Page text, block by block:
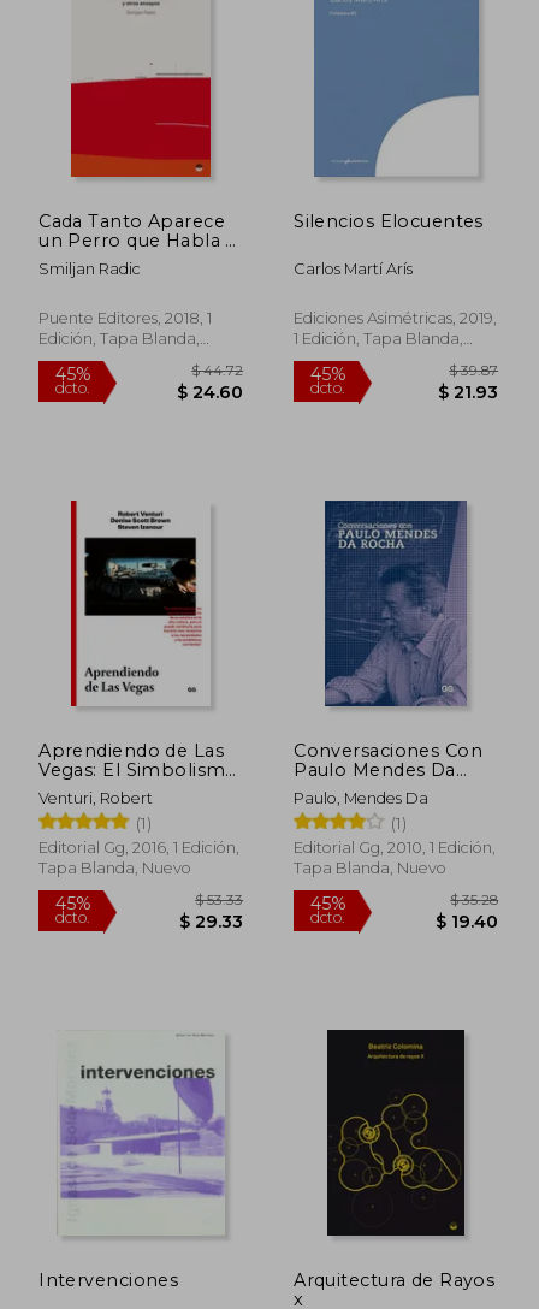
$ 18.80
45%
dcto.
Cada Tanto Aparece
un Perro que Habla y
Otros Escritos
Smiljan Radic
Puente Editores, 2018, 1
Edición, Tapa Blanda,
Nuevo
dcto.
Silencios Elocuentes
Carlos Martí Arís
Ediciones Asimétricas, 2019,
1 Edición, Tapa Blanda,
Nuevo
dcto.
Aprendiendo de Las
Vegas: El Simbolismo
Olvidado de la Forma
Arquitectónica
Venturi, Robert
(1)
Editorial Gg, 2016, 1 Edición,
Tapa Blanda, Nuevo
Conversaciones Con
Paulo Mendes Da
Rocha
Paulo, Mendes Da
(1)
Editorial Gg, 2010, 1 Edición,
Tapa Blanda, Nuevo
Intervenciones
Arquitectura de Rayos
x